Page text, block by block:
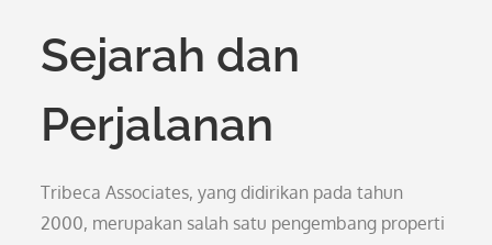
Sejarah dan
Perjalanan
Tribeca Associates, yang didirikan pada tahun
2000, merupakan salah satu pengembang properti